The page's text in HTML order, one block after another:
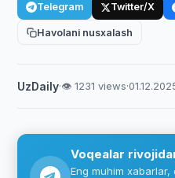
Telegram Twitter/X
Havolani nusxalash
UzDaily·👁 1231 views·
Voqealar
Eng muhim